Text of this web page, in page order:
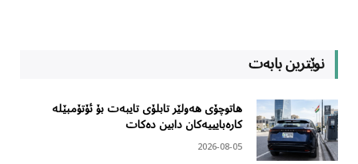
نوێترین بابەت
هاتوچۆی هەولێر تابلۆی تایبەت بۆ ئۆتۆمبێلە
کارەبایییەکان دابین دەکات
2026-08-05